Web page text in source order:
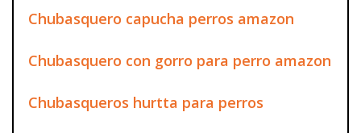
Chubasquero capucha perros amazon
Chubasquero con gorro para perro amazon
Chubasqueros hurtta para perros